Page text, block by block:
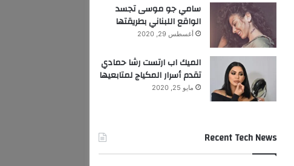
سامي جو موسى تجسد
الواقع اللبناني بطريقتها
أغسطس 29, 2020
الميك اب ارتست رشا حمادي
تقدم أسرار المكياج لمتابعيها
مايو 25, 2020
Recent Tech News